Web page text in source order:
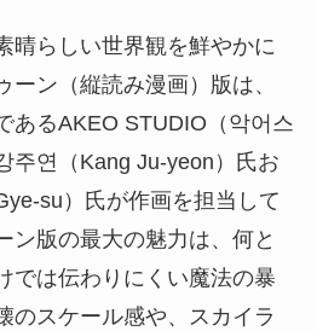
晴らしい世界観を鮮やかに
ーン（縦読み漫画）版は、
あるAKEO STUDIO（악어스
주연（Kang Ju-yeon）氏お
su）氏が作画を担当して
ン版の最大の魅力は、何と
では伝わりにくい魔法の暴
のスケール感や、スカイラ